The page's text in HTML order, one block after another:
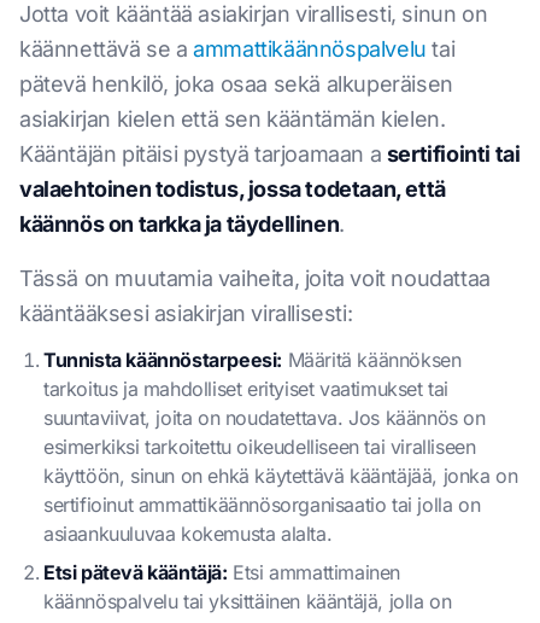
Jotta voit kääntää asiakirjan virallisesti, sinun on
käännettävä se aammattikäännöspalvelu tai
pätevä henkilö, joka osaa sekä alkuperäisen
asiakirjan kielen että sen kääntämän kielen.
Kääntäjän pitäisi pystyä tarjoamaan a sertifiointi tai
valaehtoinen todistus, jossa todetaan, että
käännös on tarkka ja täydellinen.
Tässä on muutamia vaiheita, joita voit noudattaa
kääntääksesi asiakirjan virallisesti:
Tunnista käännöstarpeesi: Määritä käännöksen
tarkoitus ja mahdolliset erityiset vaatimukset tai
suuntaviivat, joita on noudatettava. Jos käännös on
esimerkiksi tarkoitettu oikeudelliseen tai viralliseen
käyttöön, sinun on ehkä käytettävä kääntäjää, jonka on
sertifioinut ammattikäännösorganisaatio tai jolla on
asiaankuuluvaa kokemusta alalta.
Etsi pätevä kääntäjä: Etsi ammattimainen
käännöspalvelu tai yksittäinen kääntäjä, jolla on